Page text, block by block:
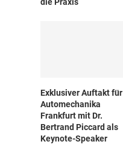
Exklusiver Auftakt für
Automechanika
Frankfurt mit Dr.
Bertrand Piccard als
Keynote-Speaker